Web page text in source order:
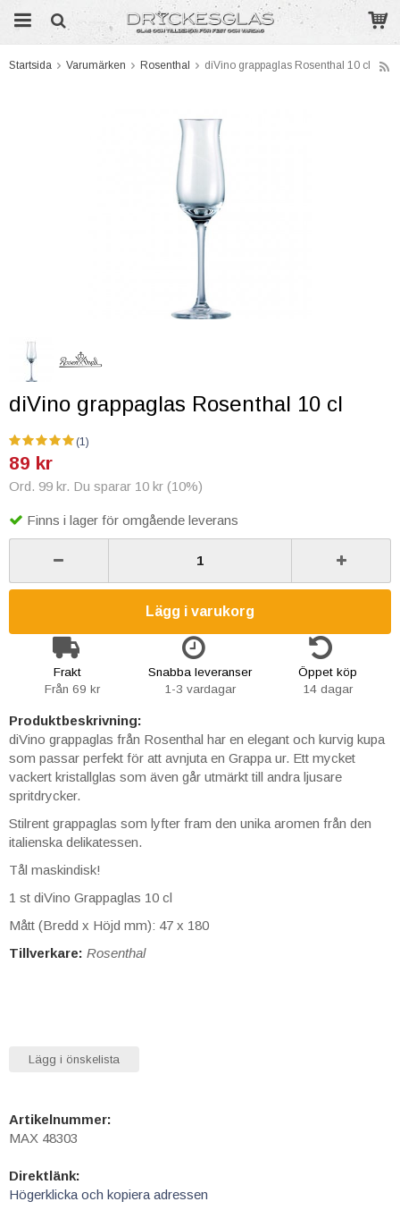
Startsida Varumärken Rosenthal diVino grappaglas Rosenthal 10 cl
diVino grappaglas Rosenthal 10 cl
(1)
89 kr
Ord. 99 kr. Du sparar 10 kr (10%)
Finns i lager för omgående leverans
Lägg i varukorg
Frakt
Från 69 kr
Snabba leveranser
1-3 vardagar
Öppet köp
14 dagar
Produktbeskrivning:
diVino grappaglas från Rosenthal har en elegant och kurvig kupa
som passar perfekt för att avnjuta en Grappa ur. Ett mycket
vackert kristallglas som även går utmärkt till andra ljusare
spritdrycker.
Stilrent grappaglas som lyfter fram den unika aromen från den
italienska delikatessen.
Tål maskindisk!
1 st diVino Grappaglas 10 cl
Mått (Bredd x Höjd mm): 47 x 180
Tillverkare: Rosenthal
Lägg i önskelista
Artikelnummer:
MAX 48303
Direktlänk:
Högerklicka och kopiera adressen